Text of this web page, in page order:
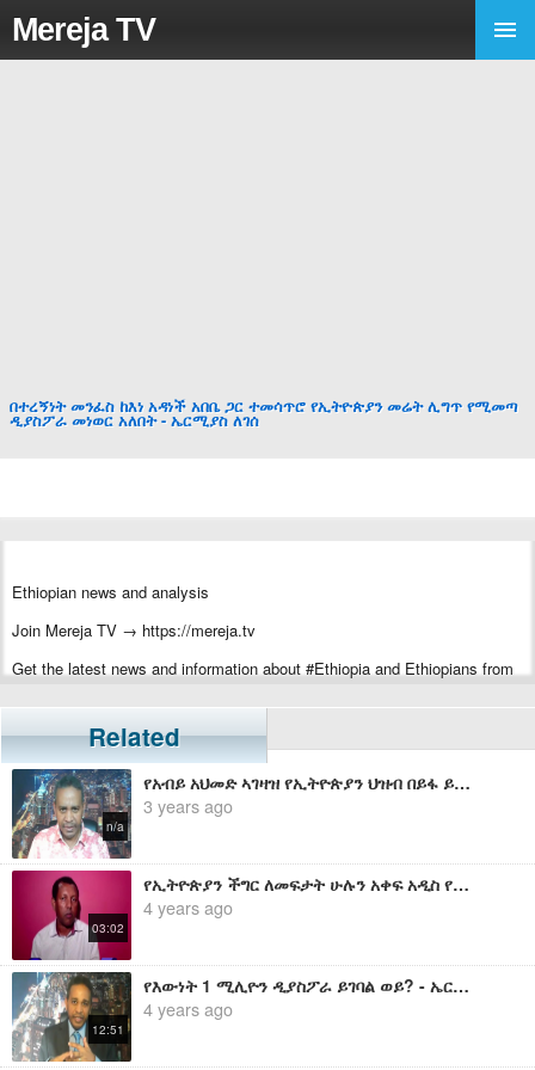
Mereja TV
በተረኝነት መንፈስ ከእነ አዳነች አበቤ ጋር ተመሳጥሮ የኢትዮጵያን መሬት ሊግጥ የሚመጣ
ዲያስፖራ መነወር አለበት - ኤርሚያስ ለገሰ
Ethiopian news and analysis
Join Mereja TV → https://mereja.tv
Get the latest news and information about #Ethiopia and Ethiopians from
For inquiry or additional information, visit Mereja.com
Mereja presents Ethiopian news, Ethiopian music, sports, arts, and
entertainment
Related
n/a
የአብይ አህመድ ኣገዛዝ የኢትዮጵያን ህዝብ በይፋ ይቅርታ መጠየቅ አለበት - ኤርሚያስ ለገሰ
3 years ago
03:02
የኢትዮጵያን ችግር ለመፍታት ሁሉን አቀፍ አዲስ የሽግግር ሂደት ውስጥ መገባት አለበት - አቶ ልደቱ አያሌው
4 years ago
12:51
የእውነት 1 ሚሊዮን ዲያስፖራ ይገባል ወይ? - ኤርሚያስ ለገሰ
4 years ago